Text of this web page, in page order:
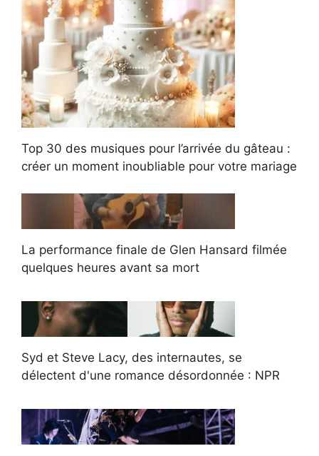
Top 30 des musiques pour l’arrivée du gâteau :
créer un moment inoubliable pour votre mariage
La performance finale de Glen Hansard filmée
quelques heures avant sa mort
Syd et Steve Lacy, des internautes, se
délectent d'une romance désordonnée : NPR